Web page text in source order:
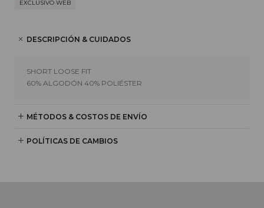
EXCLUSIVO WEB
DESCRIPCIÓN & CUIDADOS
SHORT LOOSE FIT
60% ALGODÓN 40% POLIÉSTER
MÉTODOS & COSTOS DE ENVÍO
POLÍTICAS DE CAMBIOS